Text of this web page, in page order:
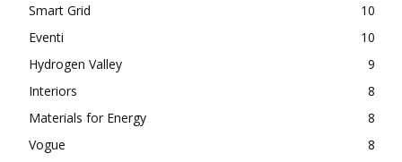
Smart Grid
10
Eventi
10
Hydrogen Valley
9
Interiors
8
Materials for Energy
8
Vogue
8